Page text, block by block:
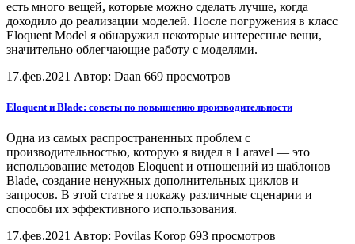
есть много вещей, которые можно сделать лучше, когда
доходило до реализации моделей. После погружения в класс
Eloquent Model я обнаружил некоторые интересные вещи,
значительно облегчающие работу с моделями.
17.фев.2021 Автор: Daan 669 просмотров
Eloquent и Blade: советы по повышению производительности
Одна из самых распространенных проблем с
производительностью, которую я видел в Laravel — это
использование методов Eloquent и отношений из шаблонов
Blade, создание ненужных дополнительных циклов и
запросов. В этой статье я покажу различные сценарии и
способы их эффективного использования.
17.фев.2021 Автор: Povilas Korop 693 просмотров